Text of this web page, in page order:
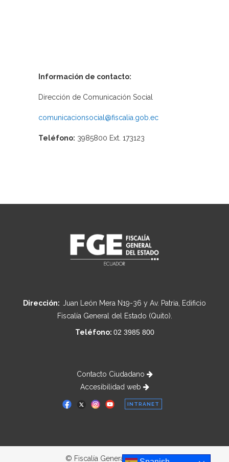
Información de contacto:
Dirección de Comunicación Social
comunicacionsocial@fiscalia.gob.ec
Teléfono: 3985800 Ext. 173123
Dirección: Juan León Mera N19-36 y Av. Patria, Edificio
Fiscalía General del Estado (Quito).
Teléfono: 02 3985 800
Contacto Ciudadano
Accesibilidad web
INTRANET
© Fiscalía General del Estado